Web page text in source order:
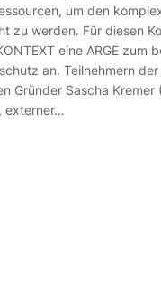
um den
zu werden. Für diesen
eine ARGE zum
an. Teilnehmern
Gründer Sascha
externer…